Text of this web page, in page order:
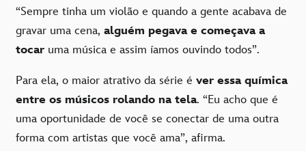
“Sempre tinha um violão e quando a gente acabava de
gravar uma cena, alguém pegava e começava a
tocar uma música e assim íamos ouvindo todos”.
Para ela, o maior atrativo da série é ver essa química
entre os músicos rolando na tela. “Eu acho que é
uma oportunidade de você se conectar de uma outra
forma com artistas que você ama”, afirma.